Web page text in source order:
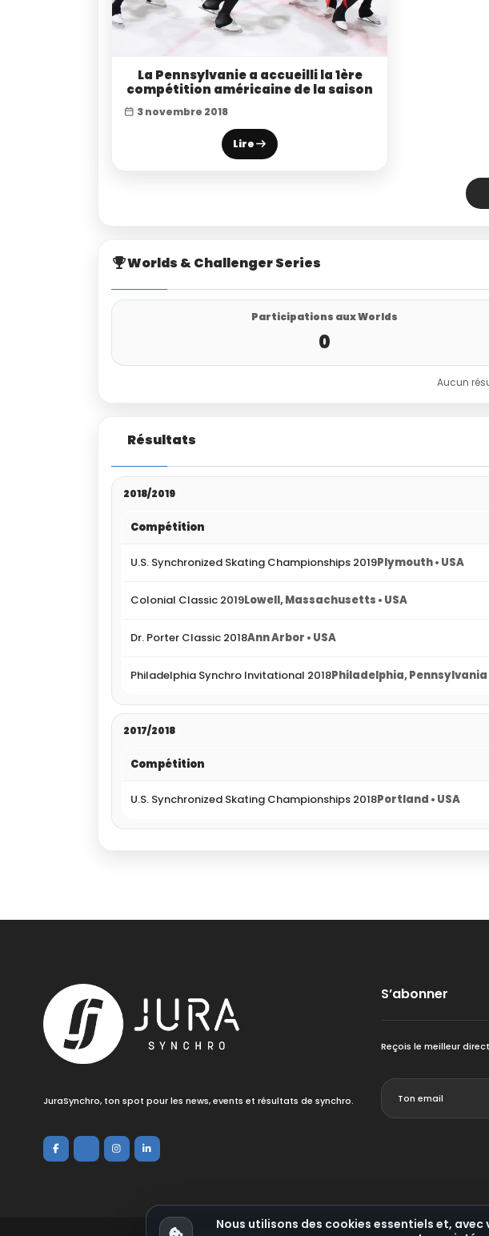
La Pennsylvanie a accueilli la 1ère
compétition américaine de la saison
3 novembre 2018
Lire
Worlds & Challenger Series
Participations aux Worlds
0
Aucun
Résultats
2018/2019
Compétition
U.S. Synchronized Skating Championships 2019Plymouth • USA
Colonial Classic 2019Lowell, Massachusetts • USA
Dr. Porter Classic 2018Ann Arbor • USA
Philadelphia Synchro Invitational 2018Philadelphia, Pennsylvania
2017/2018
Compétition
U.S. Synchronized Skating Championships 2018Portland • USA
JuraSynchro, ton spot pour les news, events et résultats de synchro.
S’abonner
Reçois le meilleur
Nous utilisons des cookies essentiels et,